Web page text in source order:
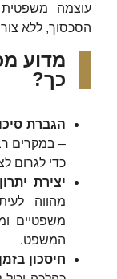
עוצמה משפטית
הסכסוך, ללא
‏מדוע
כך?
הגברת
– במקרים
כדי לגרום
יצירת
מהווה
משפטיים
המשפט.
חיסכון